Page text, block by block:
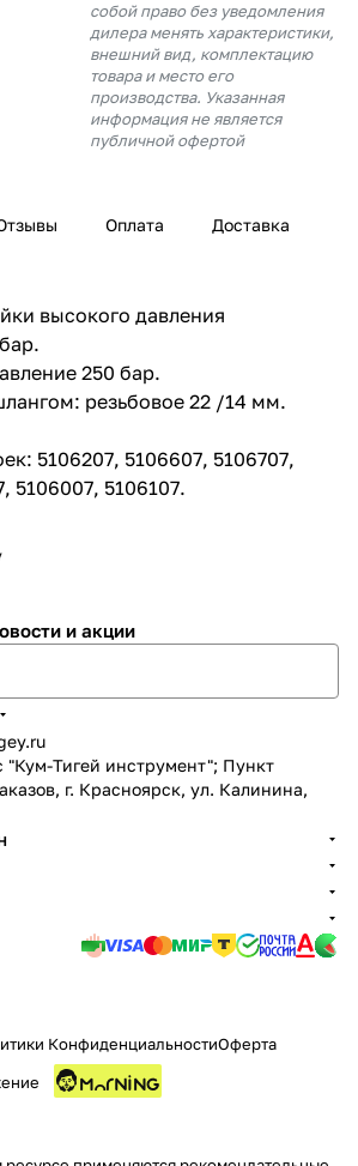
собой право без уведомления
дилера менять характеристики,
внешний вид, комплектацию
товара и место его
производства. Указанная
информация не является
публичной офертой
Оплата Доставка
высокого давления
250 бар.
резьбовое 22 /14 мм.
5106207, 5106607, 5106707,
5106007, 5106107.
и акции
"Кум-Тигей инструмент"; Пункт
г. Красноярск, ул. Калинина,
КонфиденциальностиОферта